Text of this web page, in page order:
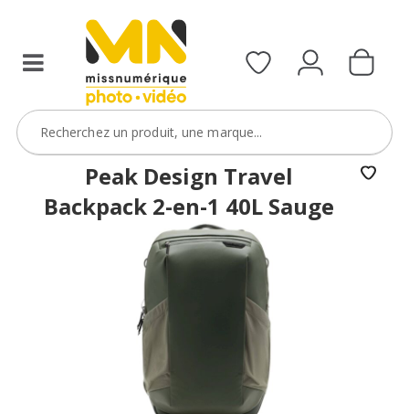
Peak Design Travel
Backpack 2-en-1 40L Sauge